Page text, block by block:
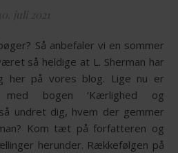
10. juli 2021
så heldige at L. Sherman har
her på vores blog. Lige nu er
med bogen ‘Kærlighed og
undret dig, hvem der gemmer
Kom tæt på forfatteren og
herunder. Rækkefølgen på